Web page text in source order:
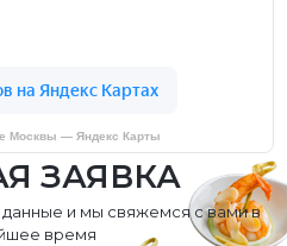
Москвы — Яндекс Карты
ЗАЯВКА
и мы свяжемся с вами в
время